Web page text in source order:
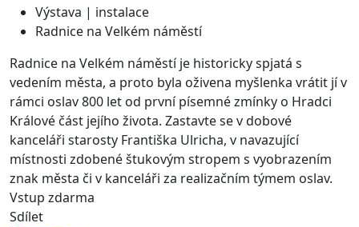
Výstava | instalace
Radnice na Velkém náměstí
Radnice na Velkém náměstí je historicky spjatá s
vedením města, a proto byla oživena myšlenka vrátit jí v
rámci oslav 800 let od první písemné zmínky o Hradci
Králové část jejího života. Zastavte se v dobové
kanceláři starosty Františka Ulricha, v navazující
místnosti zdobené štukovým stropem s vyobrazením
znak města či v kanceláři za realizačním týmem oslav.
Vstup zdarma
Sdílet